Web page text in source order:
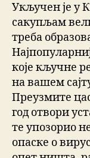
Укључен је у
сакупљам
треба
које кључне
на вашем
Преузмите
год отвори
те упозорио
опаске о